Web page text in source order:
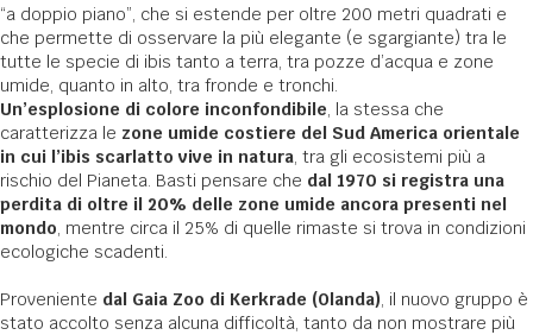
“a doppio piano”, che si estende per oltre 200 metri quadrati e
che permette di osservare la più elegante (e sgargiante) tra le
tutte le specie di ibis tanto a terra, tra pozze d’acqua e zone
umide, quanto in alto, tra fronde e tronchi.
Un’esplosione di colore inconfondibile, la stessa che
caratterizza le zone umide costiere del Sud America orientale
in cui l’ibis scarlatto vive in natura, tra gli ecosistemi più a
rischio del Pianeta. Basti pensare che dal 1970 si registra una
perdita di oltre il 20% delle zone umide ancora presenti nel
mondo, mentre circa il 25% di quelle rimaste si trova in condizioni
ecologiche scadenti.
Proveniente dal Gaia Zoo di Kerkrade (Olanda), il nuovo gruppo è
stato accolto senza alcuna difficoltà, tanto da non mostrare più